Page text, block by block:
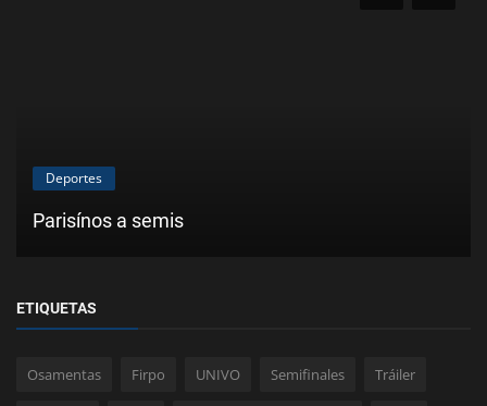
Deportes
Parisínos a semis
ETIQUETAS
Osamentas Firpo UNIVO Semifinales Tráiler